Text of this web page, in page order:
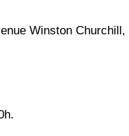
Winston Churchill,